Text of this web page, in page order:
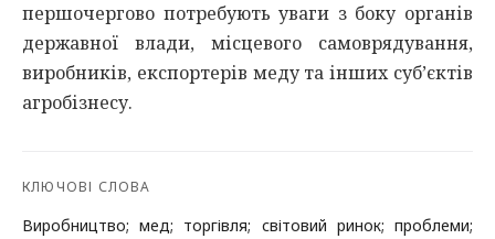
першочергово потребують уваги з боку органів
державної влади, місцевого самоврядування,
виробників, експортерів меду та інших суб’єктів
агробізнесу.
КЛЮЧОВІ СЛОВА
Виробництво; мед; торгівля; світовий ринок; проблеми;